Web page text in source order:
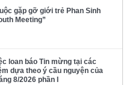
gặp gỡ giới trẻ Phan Sinh
Meeting”
loan báo Tin mừng tại các
dựa theo ý cầu nguyện của
8/2026 phần I